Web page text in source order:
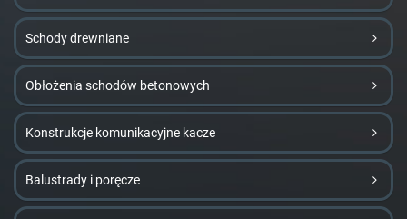
Schody drewniane
Obłożenia schodów betonowych
Konstrukcje komunikacyjne kacze
Balustrady i poręcze